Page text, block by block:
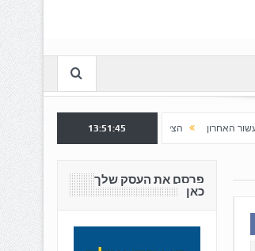
הצלחה לשלב א' ברובע "כרמי הפארק": נפתח שלב ב' למכירה
13:51:46
פרסם את העסק שלך
כאן